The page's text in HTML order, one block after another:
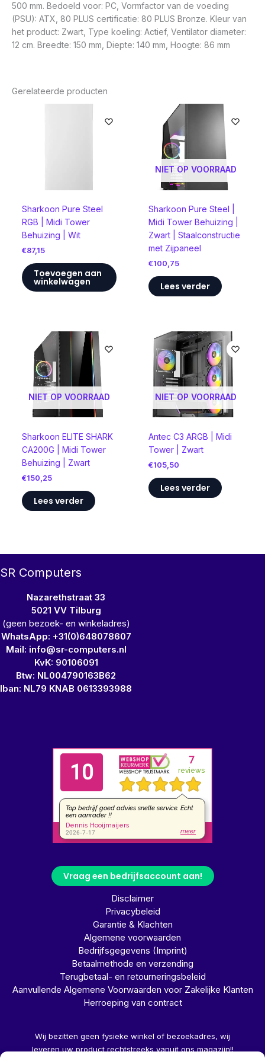
500 mm. Bedoeld voor: PC, Vormfactor van de voeding
(PSU): ATX, 80 PLUS certificatie: 80 PLUS Bronze. Kleur van
het product: Zwart, Type koeling: Actief, Ventilator diameter:
12 cm. Breedte: 150 mm, Diepte: 140 mm, Hoogte: 86 mm
Gerelateerde producten
Sharkoon Pure Steel
RGB | Midi Tower
Behuizing | Wit
€87,15
Toevoegen aan
winkelwagen
NIET OP VOORRAAD
Sharkoon Pure Steel |
Midi Tower Behuizing |
Zwart | Staalconstructie
met Zijpaneel
€100,75
Lees verder
NIET OP VOORRAAD
Sharkoon ELITE SHARK
CA200G | Midi Tower
Behuizing | Zwart
€150,25
Lees verder
NIET OP VOORRAAD
Antec C3 ARGB | Midi
Tower | Zwart
€105,50
Lees verder
SR Computers
Nazarethstraat 33
5021 VV Tilburg
(geen bezoek- en winkeladres)
WhatsApp: +31(0)648078607
Mail: info@sr-computers.nl
KvK: 90106091
Btw: NL004790163B62
Iban: NL79 KNAB 0613393988
Vraag een bedrijfsaccount aan!
Disclaimer
Privacybeleid
Garantie & Klachten
Algemene voorwaarden
Bedrijfsgegevens (Imprint)
Betaalmethode en verzending
Terugbetaal- en retourneringsbeleid
Aanvullende Algemene Voorwaarden voor Zakelijke Klanten
Herroeping van contract
Wij bezitten geen fysieke winkel of bezoekadres, wij
leveren uw product rechtstreeks vanuit ons magazijn!!